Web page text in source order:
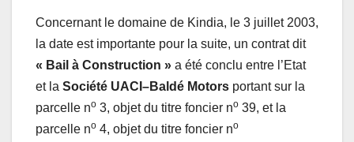
Concernant le domaine de Kindia, le 3 juillet 2003,
la date est importante pour la suite, un contrat dit
« Bail à Construction » a été conclu entre l’Etat
et la Société UACI–Baldé Motors portant sur la
parcelle no 3, objet du titre foncier no 39, et la
parcelle no 4, objet du titre foncier no